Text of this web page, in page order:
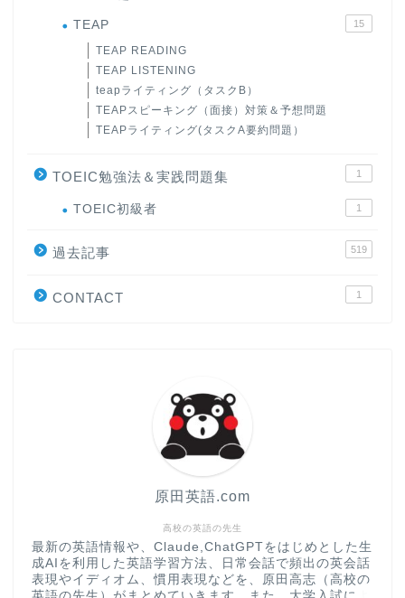
TEAP 15
TEAP READING
TEAP LISTENING
teapライティング（タスクB）
TEAPスピーキング（面接）対策＆予想問題
TEAPライティング(タスクA要約問題）
TOEIC勉強法＆実践問題集 1
TOEIC初級者 1
過去記事 519
CONTACT 1
高校の英語の先生
原田英語.com
最新の英語情報や、Claude,ChatGPTをはじめとした生
成AIを利用した英語学習方法、日常会話で頻出の英会話
表現やイディオム、慣用表現などを、原田高志（高校の
大学入試英語対策講座
英語名言・格言・カッコい
い英語＆素敵な英文フレー
CONTACT